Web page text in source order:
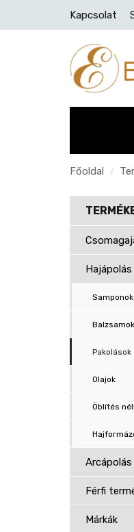
Kapcsolat
Főoldal /
Hajápolás
Samponok
Balzsamok
Pakolások
Olajok
Öblítés
Arcápolás
Férfi
Márkák